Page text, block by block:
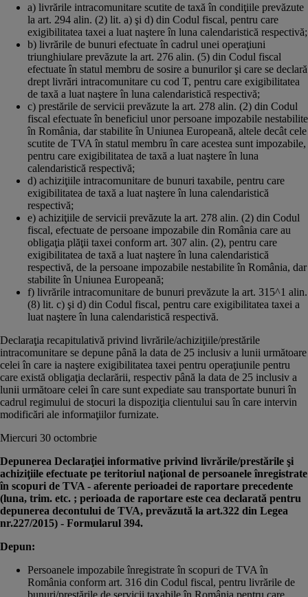
a) livrările intracomunitare scutite de taxă în condiţiile prevăzute
la art. 294 alin. (2) lit. a) şi d) din Codul fiscal, pentru care
exigibilitatea taxei a luat naştere în luna calendaristică respectivă;
b) livrările de bunuri efectuate în cadrul unei operaţiuni
triunghiulare prevăzute la art. 276 alin. (5) din Codul fiscal
efectuate în statul membru de sosire a bunurilor şi care se declară
drept livrări intracomunitare cu cod T, pentru care exigibilitatea
de taxă a luat naştere în luna calendaristică respectivă;
c) prestările de servicii prevăzute la art. 278 alin. (2) din Codul
fiscal efectuate în beneficiul unor persoane impozabile nestabilite
în România, dar stabilite în Uniunea Europeană, altele decât cele
scutite de TVA în statul membru în care acestea sunt impozabile,
pentru care exigibilitatea de taxă a luat naştere în luna
calendaristică respectivă;
d) achiziţiile intracomunitare de bunuri taxabile, pentru care
exigibilitatea de taxă a luat naştere în luna calendaristică
respectivă;
e) achiziţiile de servicii prevăzute la art. 278 alin. (2) din Codul
fiscal, efectuate de persoane impozabile din România care au
obligaţia plăţii taxei conform art. 307 alin. (2), pentru care
exigibilitatea de taxă a luat naştere în luna calendaristică
respectivă, de la persoane impozabile nestabilite în România, dar
stabilite în Uniunea Europeană;
f) livrările intracomunitare de bunuri prevăzute la art. 315^1 alin.
(8) lit. c) şi d) din Codul fiscal, pentru care exigibilitatea taxei a
luat naştere în luna calendaristică respectivă.
Declaraţia recapitulativă privind livrările/achiziţiile/prestările
intracomunitare se depune până la data de 25 inclusiv a lunii următoare
celei în care ia naştere exigibilitatea taxei pentru operaţiunile pentru
care există obligaţia declarării, respectiv până la data de 25 inclusiv a
lunii următoare celei în care sunt expediate sau transportate bunuri în
cadrul regimului de stocuri la dispoziţia clientului sau în care intervin
modificări ale informaţiilor furnizate.
Miercuri 30 octombrie
Depunerea Declaraţiei informative privind livrările/prestările şi
achiziţiile efectuate pe teritoriul naţional de persoanele înregistrate
în scopuri de TVA - aferente perioadei de raportare precedente
(luna, trim. etc. ; perioada de raportare este cea declarată pentru
depunerea decontului de TVA, prevăzută la art.322 din Legea
nr.227/2015) - Formularul 394.
Depun:
Persoanele impozabile înregistrate în scopuri de TVA în
România conform art. 316 din Codul fiscal, pentru livrările de
bunuri/prestările de servicii taxabile în România pentru care